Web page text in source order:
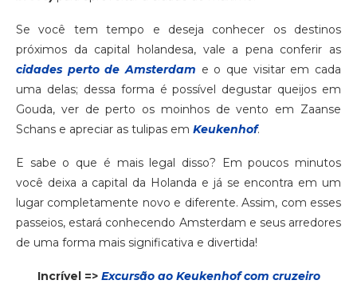
Se você tem tempo e deseja conhecer os destinos
próximos da capital holandesa, vale a pena conferir as
cidades perto de Amsterdam e o que visitar em cada
uma delas; dessa forma é possível degustar queijos em
Gouda, ver de perto os moinhos de vento em Zaanse
Schans e apreciar as tulipas em Keukenhof.
E sabe o que é mais legal disso? Em poucos minutos
você deixa a capital da Holanda e já se encontra em um
lugar completamente novo e diferente. Assim, com esses
passeios, estará conhecendo Amsterdam e seus arredores
de uma forma mais significativa e divertida!
Incrível => Excursão ao Keukenhof com cruzeiro